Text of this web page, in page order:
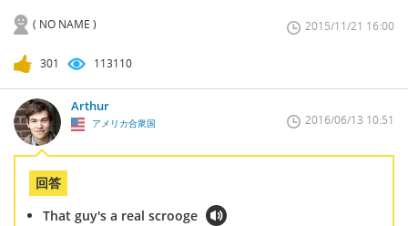
( NO NAME ) 2015/11/21 16:00
301 113110
Arthur
アメリカ合衆国 2016/06/13 10:51
回答
That guy's a real scrooge